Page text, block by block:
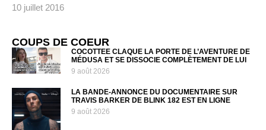
10 juillet 2016
COUPS DE COEUR
COCOTTEE CLAQUE LA PORTE DE L’AVENTURE DE
MÉDUSA ET SE DISSOCIE COMPLÈTEMENT DE LUI
9 août 2026
LA BANDE-ANNONCE DU DOCUMENTAIRE SUR
TRAVIS BARKER DE BLINK 182 EST EN LIGNE
9 août 2026